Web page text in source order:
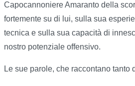
Capocannoniere Amaranto della
fortemente su di lui, sulla sua
tecnica e sulla sua capacità di
nostro potenziale offensivo.
Le sue parole, che raccontano tanto